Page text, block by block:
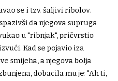
se i tzv. šaljivi ribolov.
da njegova supruga
u "ribnjak", pričvrstio
Kad se pojavio iza
smijeha, a njegova bolja
dobacila mu je: "Ah ti,